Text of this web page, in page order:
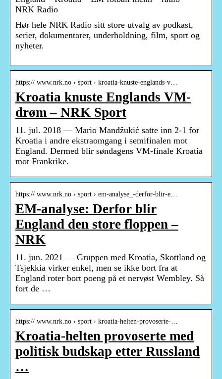
NRK Radio
Hør hele NRK Radio sitt store utvalg av podkast,
serier, dokumentarer, underholdning, film, sport og
nyheter.
https:// www.nrk.no › sport › kroatia-knuste-englands-v…
Kroatia knuste Englands VM-
drøm – NRK Sport
11. jul. 2018 — Mario Mandžukić satte inn 2-1 for
Kroatia i andre ekstraomgang i semifinalen mot
England. Dermed blir søndagens VM-finale Kroatia
mot Frankrike.
https:// www.nrk.no › sport › em-analyse_-derfor-blir-e…
EM-analyse: Derfor blir
England den store floppen –
NRK
11. jun. 2021 — Gruppen med Kroatia, Skottland og
Tsjekkia virker enkel, men se ikke bort fra at
England roter bort poeng på et nervøst Wembley. Så
fort de …
https:// www.nrk.no › sport › kroatia-helten-provoserte-…
Kroatia-helten provoserte med
politisk budskap etter Russland
…